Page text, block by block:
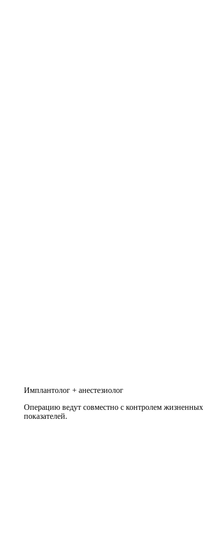
Имплантолог + анестезиолог
Операцию ведут совместно с контролем жизненных
показателей.